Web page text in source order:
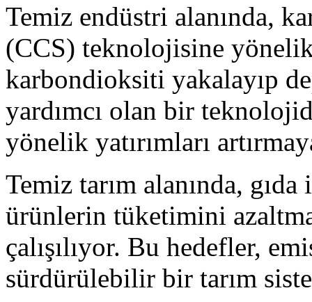
Temiz endüstri alanında,
(CCS) teknolojisine
karbondioksiti yakalayıp
yardımcı olan bir
yönelik yatırımları
Temiz tarım alanında,
ürünlerin tüketimini
çalışılıyor. Bu hedefler,
sürdürülebilir bir tarım